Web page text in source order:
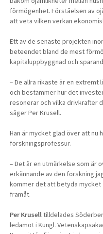
förmögenhet. Förståelsen av
att veta vilken verkan
Ett av de senaste projekten
beteendet bland de mest
kapitaluppbyggnad och
– De allra rikaste är en
och bestämmer hur det
resonerar och vilka drivkrafter
säger Per Krusell.
Han är mycket glad över att nu
forskningsprofessur.
– Det är en utmärkelse som är
erkännande av den forskning
kommer det att betyda
framåt.
Per Kruselltilldelades
ledamot i Kungl.